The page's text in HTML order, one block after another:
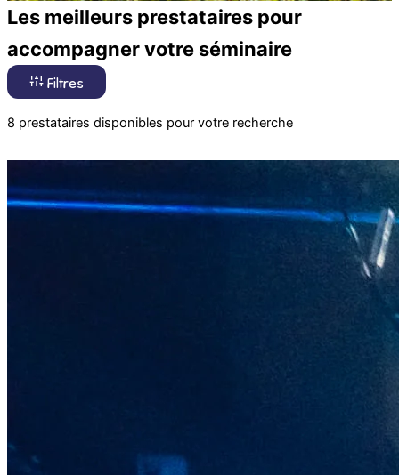
Les meilleurs prestataires pour
accompagner votre séminaire
Filtres
8 prestataires disponibles pour votre recherche